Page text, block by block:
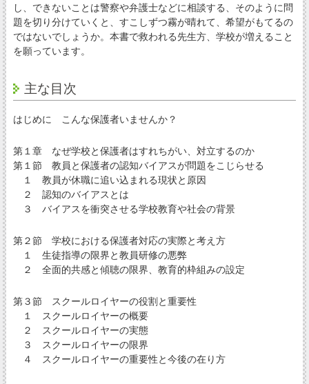
し、できないことは警察や弁護士などに相談する、そのように問
題を切り分けていくと、すこしずつ霧が晴れて、希望がもてるの
ではないでしょうか。本書で救われる先生方、学校が増えること
を願っています。
主な目次
はじめに こんな保護者いませんか？
第１章 なぜ学校と保護者はすれちがい、対立するのか
第１節 教員と保護者の認知バイアスが問題をこじらせる
１ 教員が休職に追い込まれる現状と原因
２ 認知のバイアスとは
３ バイアスを衝突させる学校教育や社会の背景
第２節 学校における保護者対応の実際と考え方
１ 生徒指導の限界と教員研修の悪弊
２ 全面的共感と傾聴の限界、教育的枠組みの設定
第３節 スクールロイヤーの役割と重要性
１ スクールロイヤーの概要
２ スクールロイヤーの実態
３ スクールロイヤーの限界
４ スクールロイヤーの重要性と今後の在り方